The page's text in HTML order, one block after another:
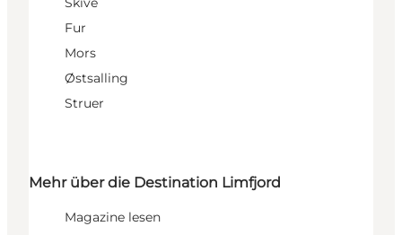
Fur
Mors
Østsalling
Struer
Mehr über die Destination Limfjord
Magazine lesen